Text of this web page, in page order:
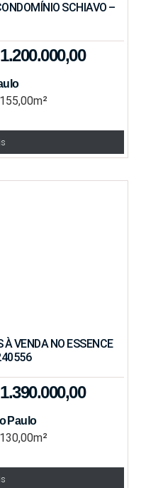
SCHIAVO –
1.200.000,00
155,00m²
VENDA NO ESSENCE
1.390.000,00
Paulo
130,00m²